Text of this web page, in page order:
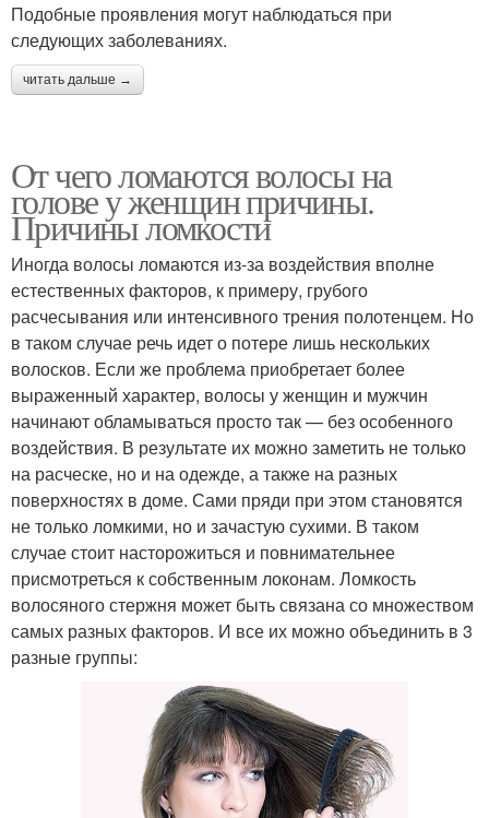
Подобные проявления могут наблюдаться при
следующих заболеваниях.
читать дальше →
От чего ломаются волосы на
голове у женщин причины.
Причины ломкости
Иногда волосы ломаются из-за воздействия вполне
естественных факторов, к примеру, грубого
расчесывания или интенсивного трения полотенцем. Но
в таком случае речь идет о потере лишь нескольких
волосков. Если же проблема приобретает более
выраженный характер, волосы у женщин и мужчин
начинают обламываться просто так — без особенного
воздействия. В результате их можно заметить не только
на расческе, но и на одежде, а также на разных
поверхностях в доме. Сами пряди при этом становятся
не только ломкими, но и зачастую сухими. В таком
случае стоит насторожиться и повнимательнее
присмотреться к собственным локонам. Ломкость
волосяного стержня может быть связана со множеством
самых разных факторов. И все их можно объединить в 3
разные группы: